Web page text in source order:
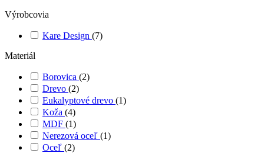
Výrobcovia
Kare Design (7)
Materiál
Borovica (2)
Drevo (2)
Eukalyptové drevo (1)
Koža (4)
MDF (1)
Nerezová oceľ (1)
Oceľ (2)